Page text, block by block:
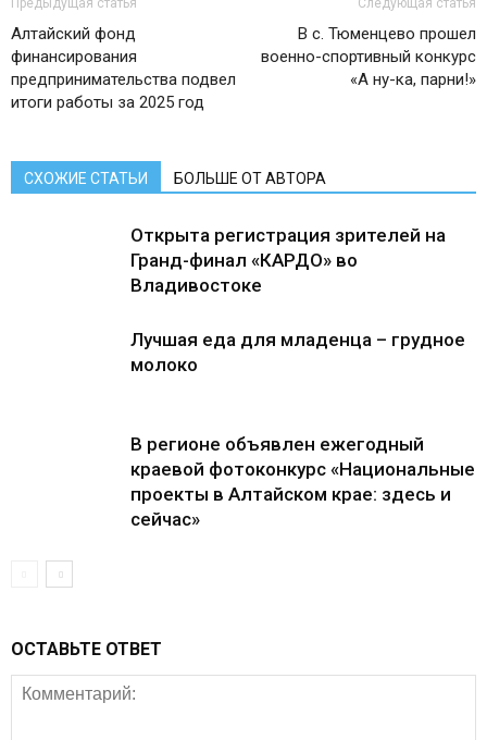
Предыдущая статья
Алтайский фонд
финансирования
предпринимательства подвел
итоги работы за 2025 год
Следующая статья
В с. Тюменцево прошел
военно-спортивный конкурс
«А ну-ка, парни!»
СХОЖИЕ СТАТЬИ БОЛЬШЕ ОТ АВТОРА
Открыта регистрация зрителей на
Гранд-финал «КАРДО» во
Владивостоке
Лучшая еда для младенца – грудное
молоко
В регионе объявлен ежегодный
краевой фотоконкурс «Национальные
проекты в Алтайском крае: здесь и
сейчас»
ОСТАВЬТЕ ОТВЕТ